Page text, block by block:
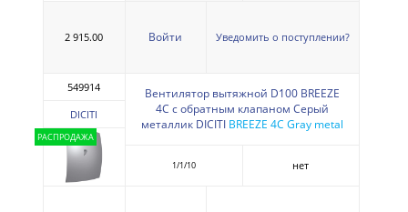
2 915.00 Войти Уведомить о поступлении?
РАСПРОДАЖА
549914
DICITI
Вентилятор вытяжной D100 BREEZE
4С с обратным клапаном Серый
металлик DICITI BREEZE 4C Gray metal
1/1/10 нет